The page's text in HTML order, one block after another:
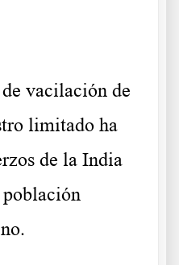
vacilación de
limitado ha
de la India
población